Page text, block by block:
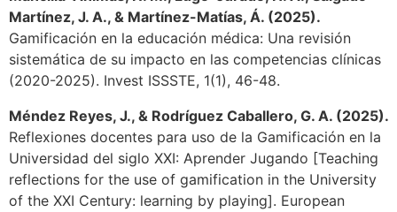
Martínez, J. A., & Martínez-Matías, Á. (2025).
Gamificación en la educación médica: Una revisión
sistemática de su impacto en las competencias clínicas
(2020-2025). Invest ISSSTE, 1(1), 46-48.
Méndez Reyes, J., & Rodríguez Caballero, G. A. (2025).
Reflexiones docentes para uso de la Gamificación en la
Universidad del siglo XXI: Aprender Jugando [Teaching
reflections for the use of gamification in the University
of the XXI Century: learning by playing]. European